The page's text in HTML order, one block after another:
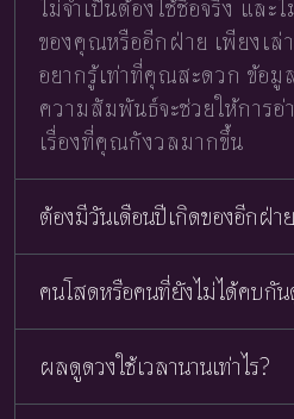
ไม่จำเป็นต้องใช้ชื่อจริง แล
ของคุณหรืออีกฝ่าย เพียงเ
อยากรู้เท่าที่คุณสะดวก ข้อมู
ความสัมพันธ์จะช่วยให้การ
เรื่องที่คุณกังวลมากขึ้น
ต้องมีวันเดือนปีเกิดของอีกฝ่า
คนโสดหรือคนที่ยังไม่ได้คบกัน
ผลดูดวงใช้เวลานานเท่าไร?